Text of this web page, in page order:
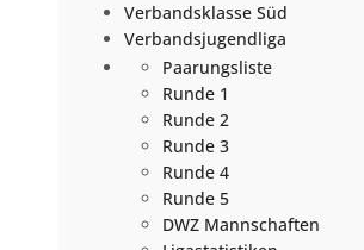
Verbandsklasse Süd
Verbandsjugendliga
Paarungsliste
Runde 1
Runde 2
Runde 3
Runde 4
Runde 5
DWZ Mannschaften